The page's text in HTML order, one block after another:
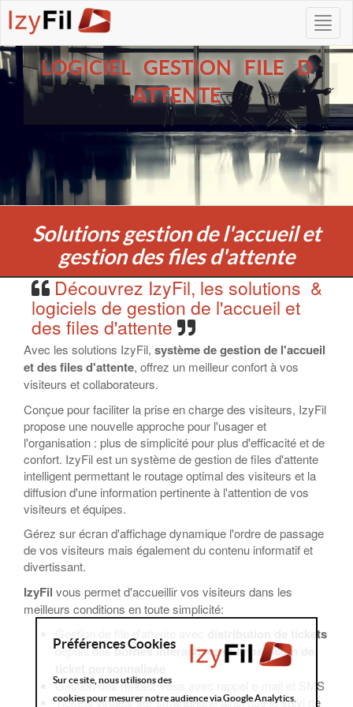
LOGICIEL GESTION FILE D
ATTENTE
Solutions gestion de l'accueil et
gestion des files d'attente
Découvrez IzyFil, les solutions &
logiciels de gestion de l'accueil et
des files d'attente
Avec les solutions IzyFil, système de gestion de l'accueil
et des files d'attente, offrez un meilleur confort à vos
visiteurs et collaborateurs.
Conçue pour faciliter la prise en charge des visiteurs, IzyFil
propose une nouvelle approche pour l'usager et
l'organisation : plus de simplicité pour plus d'efficacité et de
confort. IzyFil est un système de gestion de files d'attente
intelligent permettant le routage optimal des visiteurs et la
diffusion d'une information pertinente à l'attention de vos
visiteurs et équipes.
Gérez sur écran d'affichage dynamique l'ordre de passage
de vos visiteurs mais également du contenu informatif et
divertissant.
IzyFil vous permet d'accueillir vos visiteurs dans les
meilleurs conditions en toute simplicité:
distribution de tickets
depuis desbornes interactives et impression de
Gestion des rendez-vous avec rappel e-mail et SMS
Tickets virtuels sur smartphone ainsi que le suivi de
Préférences Cookies
Sur ce site, nous utilisons des
cookies pour mesurer notre audience via Google Analytics.